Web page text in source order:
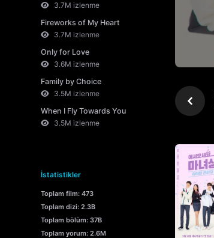
3.7M izlenme
Fireworks of My Heart
3.7M izlenme
Only for Love
3.6M izlenme
Family by Choice
3.5M izlenme
When I Fly Towards You
3.5M izlenme
İstatistikler
Toplam film: 473
Toplam dizi: 2.3B
Toplam bölüm: 37B
Toplam yorum: 2.6M